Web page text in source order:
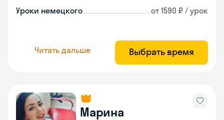
Уроки немецкого от 1590 ₽ / урок
Читать дальше Выбрать время
Марина